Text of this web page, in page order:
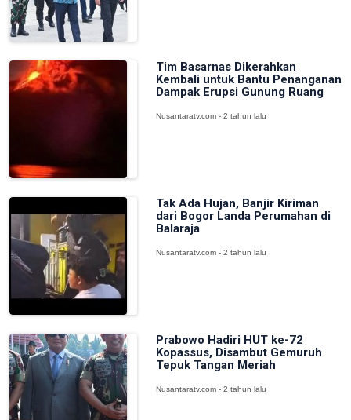
Tim Basarnas Dikerahkan
Kembali untuk Bantu Penanganan
Dampak Erupsi Gunung Ruang
Nusantaratv.com - 2 tahun lalu
Tak Ada Hujan, Banjir Kiriman
dari Bogor Landa Perumahan di
Balaraja
Nusantaratv.com - 2 tahun lalu
Prabowo Hadiri HUT ke-72
Kopassus, Disambut Gemuruh
Tepuk Tangan Meriah
Nusantaratv.com - 2 tahun lalu